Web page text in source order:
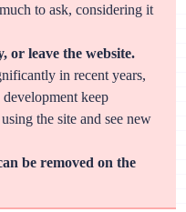
to ask, considering it
or leave the website.
in recent years,
keep
the site and see new
be removed on the